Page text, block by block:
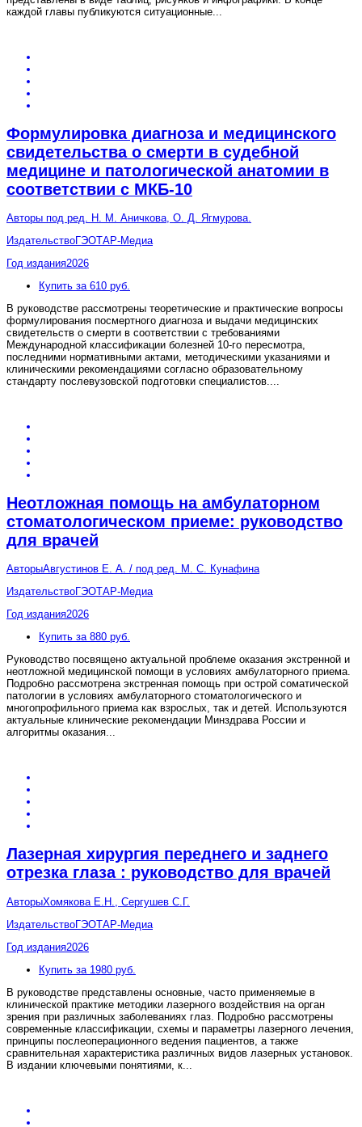
каждой главы публикуются ситуационные
Формулировка диагноза и медицинского
свидетельства о смерти в судебной
медицине и патологической анатомии в
соответствии с МКБ-10
Авторы под ред. Н. М. Аничкова, О. Д. Ягмурова.
ИздательствоГЭОТАР-Медиа
Год издания2026
Купить за 610 руб.
В руководстве рассмотрены теоретические и практические вопросы
формулирования посмертного диагноза и выдачи медицинских
свидетельств о смерти в соответствии с требованиями
Международной классификации болезней 10-го пересмотра,
последними нормативными актами, методическими указаниями и
клиническими рекомендациями согласно образовательному
стандарту послевузовской подготовки специалистов.
Неотложная помощь на амбулаторном
стоматологическом приеме: руководство
для врачей
АвторыАвгустинов Е. А. / под ред. М. С. Кунафина
ИздательствоГЭОТАР-Медиа
Год издания2026
Купить за 880 руб.
Руководство посвящено актуальной проблеме оказания экстренной и
неотложной медицинской помощи в условиях амбулаторного приема.
Подробно рассмотрена экстренная помощь при острой соматической
патологии в условиях амбулаторного стоматологического и
многопрофильного приема как взрослых, так и детей. Используются
актуальные клинические рекомендации Минздрава России и
алгоритмы оказания...
Лазерная хирургия переднего и заднего
отрезка глаза : руководство для врачей
АвторыХомякова Е.Н., Сергушев С.Г.
ИздательствоГЭОТАР-Медиа
Год издания2026
Купить за 1980 руб.
В руководстве представлены основные, часто применяемые в
клинической практике методики лазерного воздействия на орган
зрения при различных заболеваниях глаз. Подробно рассмотрены
современные классификации, схемы и параметры лазерного лечения,
принципы послеоперационного ведения пациентов, а также
сравнительная характеристика различных видов лазерных установок.
В издании ключевыми понятиями, к